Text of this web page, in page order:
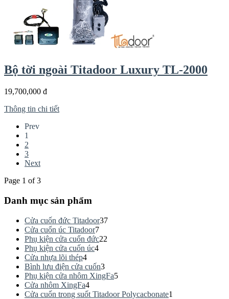
Bộ tời ngoài Titadoor Luxury TL-2000
19,700,000 đ
Thông tin chi tiết
Prev
1
2
3
Next
Page 1 of 3
Danh mục sản phẩm
Cửa cuốn đức Titadoor37
Cửa cuốn úc Titadoor7
Phụ kiện cửa cuốn đức22
Phụ kiện cửa cuốn úc4
Cửa nhựa lõi thép4
Bình lưu điện cửa cuốn3
Phụ kiện cửa nhôm XingFa5
Cửa nhôm XingFa4
Cửa cuốn trong suốt Titadoor Polycacbonate1